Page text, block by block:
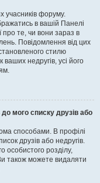
учасників форуму.
в вашій Панелі
про те, чи вони зараз в
Повідомлення від цих
стилю
недругів, усі його
мого списку друзів або
способами. В профілі
друзів або недругів.
особистого розділу,
також можете видаляти